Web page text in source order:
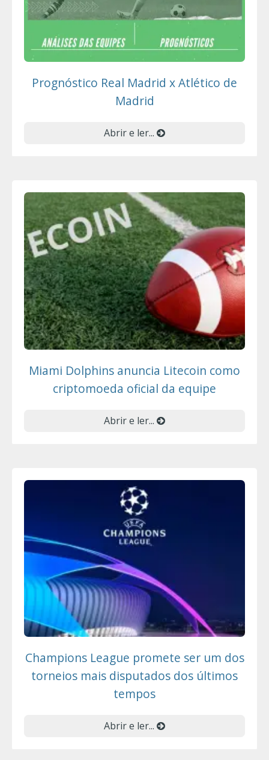
Prognóstico Real Madrid x Atlético de
Madrid
Abrir e ler...
Miami Dolphins anuncia Litecoin como
criptomoeda oficial da equipe
Abrir e ler...
Champions League promete ser um dos
torneios mais disputados dos últimos
tempos
Abrir e ler...